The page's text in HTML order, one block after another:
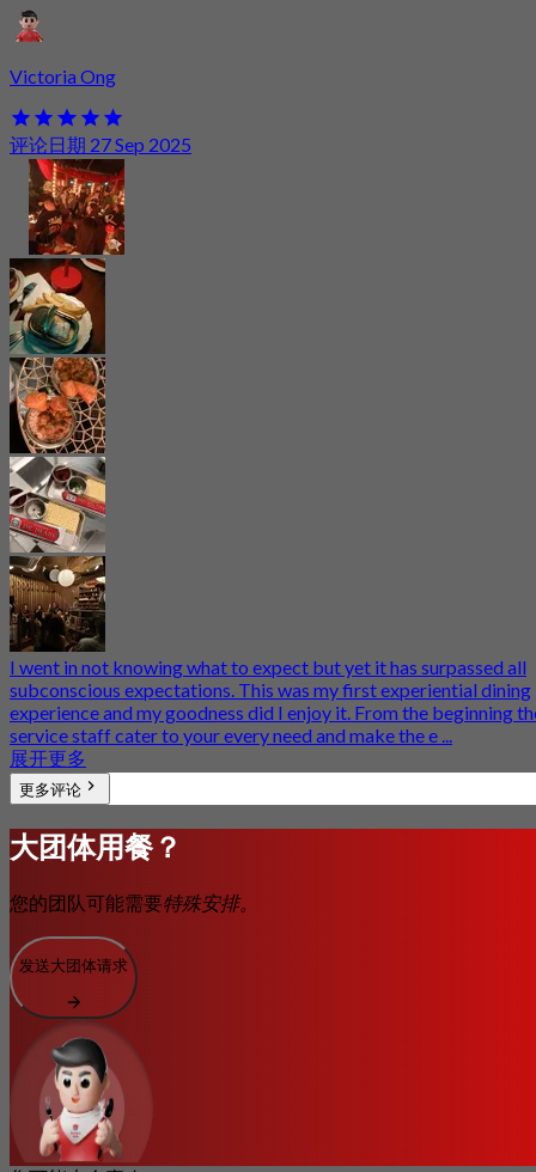
Victoria Ong
评论日期 27 Sep 2025
I went in not knowing what to expect but yet it has surpassed all
subconscious expectations. This was my first experiential dining
experience and my goodness did I enjoy it. From the beginning
service staff cater to your every need and make the e ...
展开更多
更多评论
大团体用餐？
您的团队可能需要特殊安排。
发送大团体请求